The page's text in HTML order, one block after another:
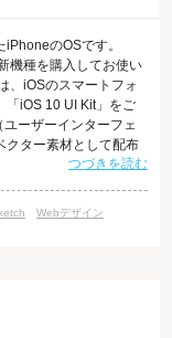
のOSです。
機種を購入してお使い
、iOSのスマートフォ
「iOS 10 UI Kit」をご
ーザーインターフェ
クター素材として配布
10 UI Kit」のサイトに
つづきを読む
Webデザイン